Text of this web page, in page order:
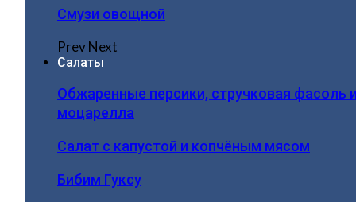
Смузи овощной
PrevNext
Салаты
Обжаренные персики, стручковая фасоль
моцарелла
Салат с капустой и копчёным мясом
Бибим Гуксу